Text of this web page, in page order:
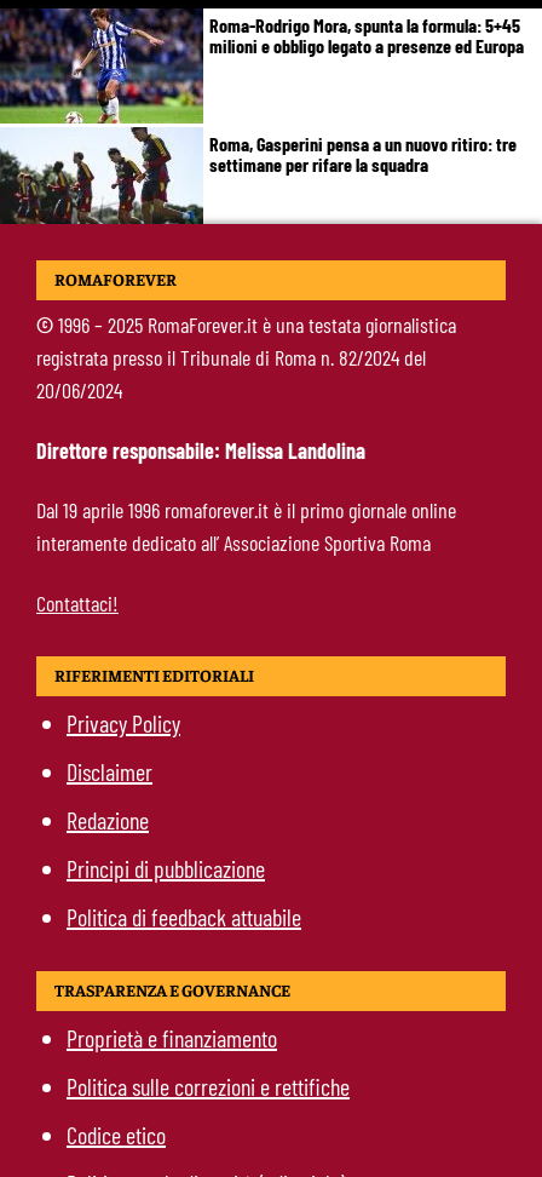
Roma-Rodrigo Mora, spunta la formula: 5+45
milioni e obbligo legato a presenze ed Europa
Roma, Gasperini pensa a un nuovo ritiro: tre
settimane per rifare la squadra
Roma, Gasperini e il problema della “spina”:
accendersi
Gasperini lancia l’allarme mercato: “Roma
corta, ci serve ancora qualcosa”
ROMAFOREVER
©1996 – 2025 RomaForever.it è una testata giornalistica
registrata presso il Tribunale di Roma n. 82/2024 del
20/06/2024
Direttore responsabile: Melissa Landolina
Dal 19 aprile 1996 romaforever.it è il primo giornale online
interamente dedicato all’ Associazione Sportiva Roma
Contattaci!
RIFERIMENTI EDITORIALI
Privacy Policy
Disclaimer
Redazione
Principi di pubblicazione
Politica di feedback attuabile
TRASPARENZA E GOVERNANCE
Proprietà e finanziamento
Politica sulle correzioni e rettifiche
Codice etico